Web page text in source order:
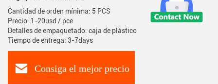
Cantidad de orden mínima: 5 PCS
Precio: 1-20usd / pce
Detalles de empaquetado: caja de plástico
Tiempo de entrega: 3-7days
Consiga el mejor precio